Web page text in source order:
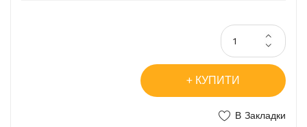
КУПИТИ
В Закладки